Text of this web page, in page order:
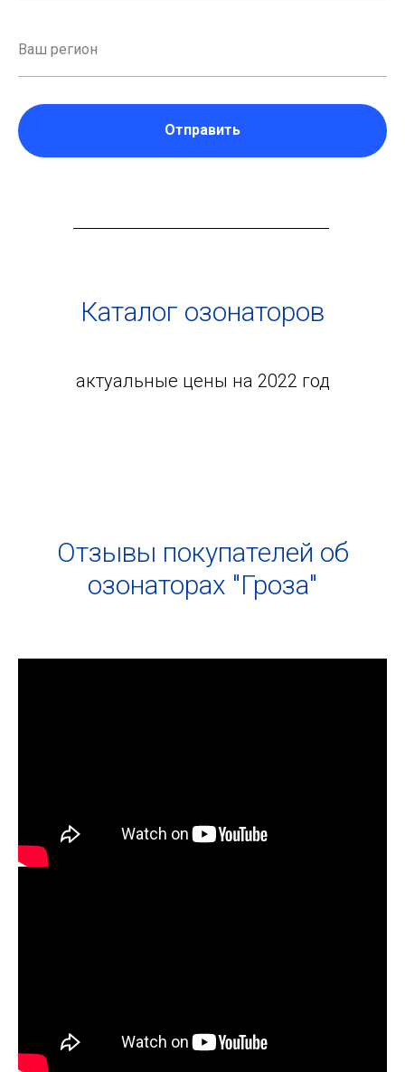
Отправить
Каталог озонаторов
актуальные цены на 2022 год
Отзывы покупателей об
озонаторах "Гроза"